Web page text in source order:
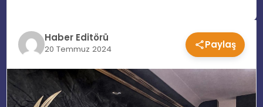
EĞITIM
MAGAZIN
Haber Editörü
20 Temmuz 2024 Paylaş